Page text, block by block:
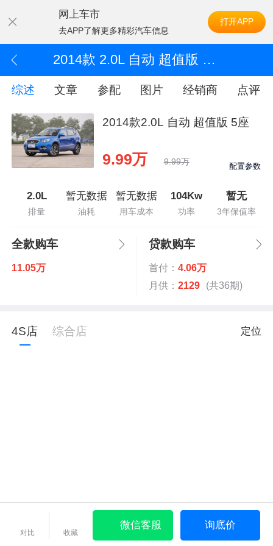
网上车市
去APP了解更多精彩汽车信息
打开APP
2014款 2.0L 自动 超值版 5座
综述 文章 参配 图片 经销商 点评
2014款2.0L 自动 超值版 5座
9.99万 9.99万 配置参数
2.0L
排量
暂无数据
油耗
暂无数据
用车成本
104Kw
功率
暂无
3年保值率
全款购车
11.05万
贷款购车
首付： 4.06万
月供： 2129 (共36期)
4S店 综合店 定位
对比 收藏
微信客服 询底价